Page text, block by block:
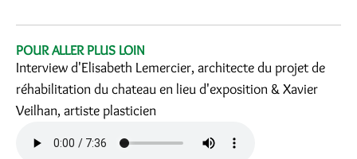
POUR ALLER PLUS LOIN
Interview d'Elisabeth Lemercier, architecte du projet de
réhabilitation du chateau en lieu d'exposition & Xavier
Veilhan, artiste plasticien